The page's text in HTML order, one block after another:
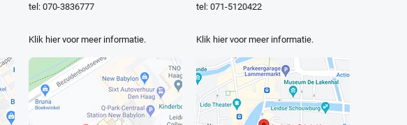
tel: 070-3836777
Klik hier voor meer informatie.
tel: 071-5120422
Klik hier voor meer informatie.